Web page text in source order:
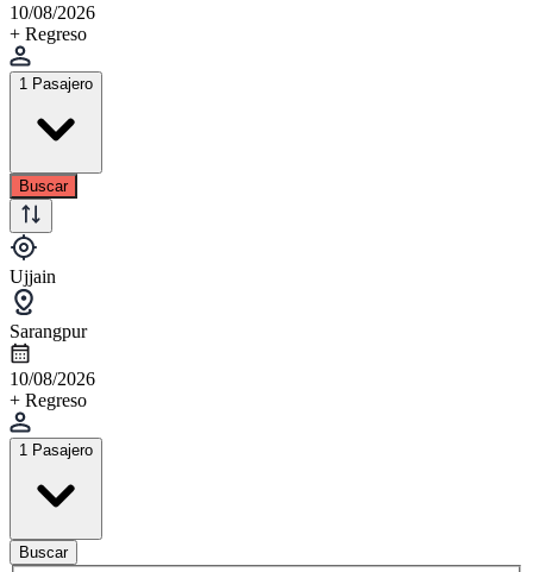
10/08/2026
+ Regreso
1 Pasajero
Buscar
Ujjain
Sarangpur
10/08/2026
+ Regreso
1 Pasajero
Buscar